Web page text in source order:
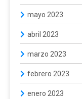
mayo 2023
abril 2023
marzo 2023
febrero 2023
enero 2023